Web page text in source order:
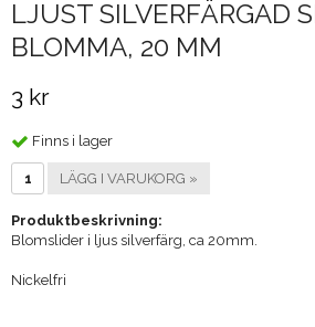
LJUST SILVERFÄRGAD
BLOMMA, 20 MM
3 kr
Finns i lager
LÄGG I VARUKORG »
Produktbeskrivning:
Blomslider i ljus silverfärg, ca 20mm.
Nickelfri